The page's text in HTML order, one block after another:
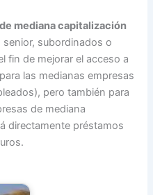
mediana capitalización
subordinados o
fin de mejorar el acceso a
las medianas empresas
pero también para
de mediana
directamente préstamos